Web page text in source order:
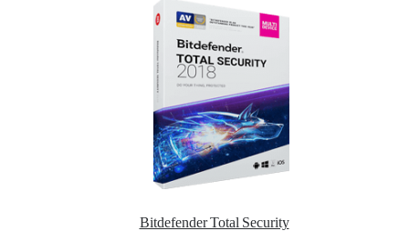
Bitdefender Total Security